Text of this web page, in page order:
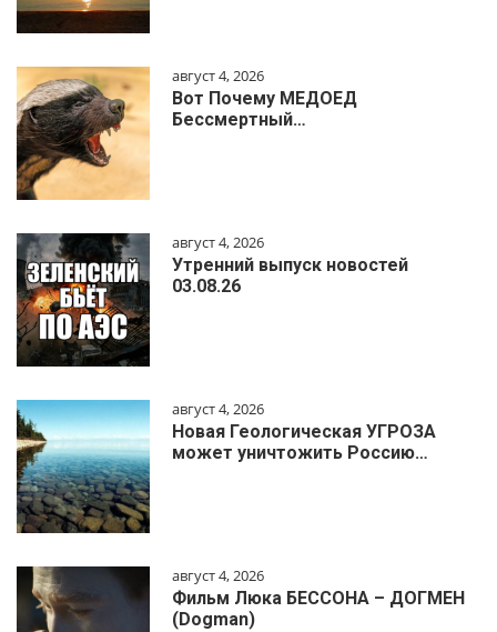
август 4, 2026
Вот Почему МЕДОЕД
Бессмертный…
август 4, 2026
Утренний выпуск новостей
03.08.26
август 4, 2026
Новая Геологическая УГРОЗА
может уничтожить Россию…
август 4, 2026
Фильм Люка БЕССОНА – ДОГМЕН
(Dogman)